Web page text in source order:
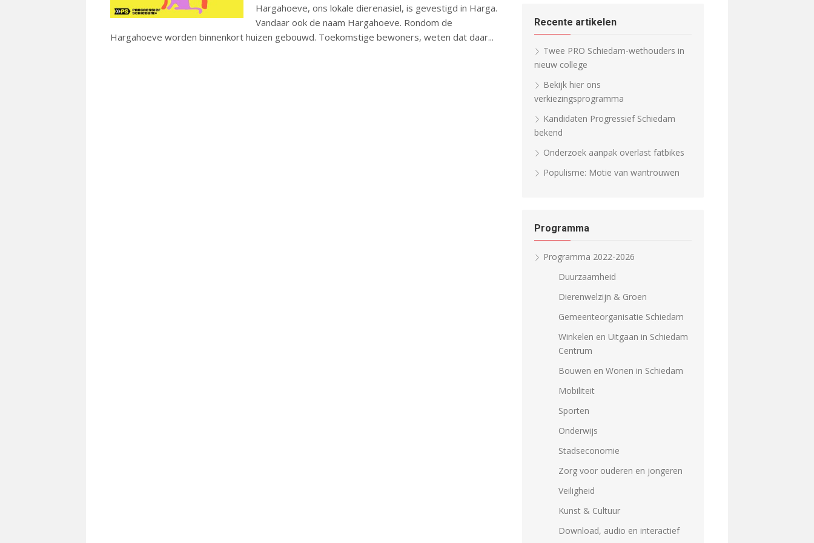
Hargahoeve, ons lokale dierenasiel, is gevestigd in Harga.
Vandaar ook de naam Hargahoeve. Rondom de
Hargahoeve worden binnenkort huizen gebouwd. Toekomstige bewoners, weten dat daar...
Recente artikelen
Twee PRO Schiedam-wethouders in
nieuw college
Bekijk hier ons
verkiezingsprogramma
Kandidaten Progressief Schiedam
bekend
Onderzoek aanpak overlast fatbikes
Populisme: Motie van wantrouwen
Programma
Programma 2022-2026
Duurzaamheid
Dierenwelzijn & Groen
Gemeenteorganisatie Schiedam
Winkelen en Uitgaan in Schiedam
Centrum
Bouwen en Wonen in Schiedam
Mobiliteit
Sporten
Onderwijs
Stadseconomie
Zorg voor ouderen en jongeren
Veiligheid
Kunst & Cultuur
Download, audio en interactief